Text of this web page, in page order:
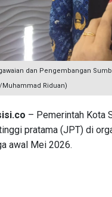
dan Pengembangan
Riduan)
– Pemerintah Kota
pratama (JPT) di
awal Mei 2026.